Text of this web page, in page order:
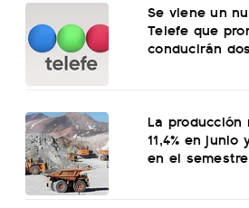
Se viene un
Telefe que
conducirán
La producción
11,4% en junio
en el semestre